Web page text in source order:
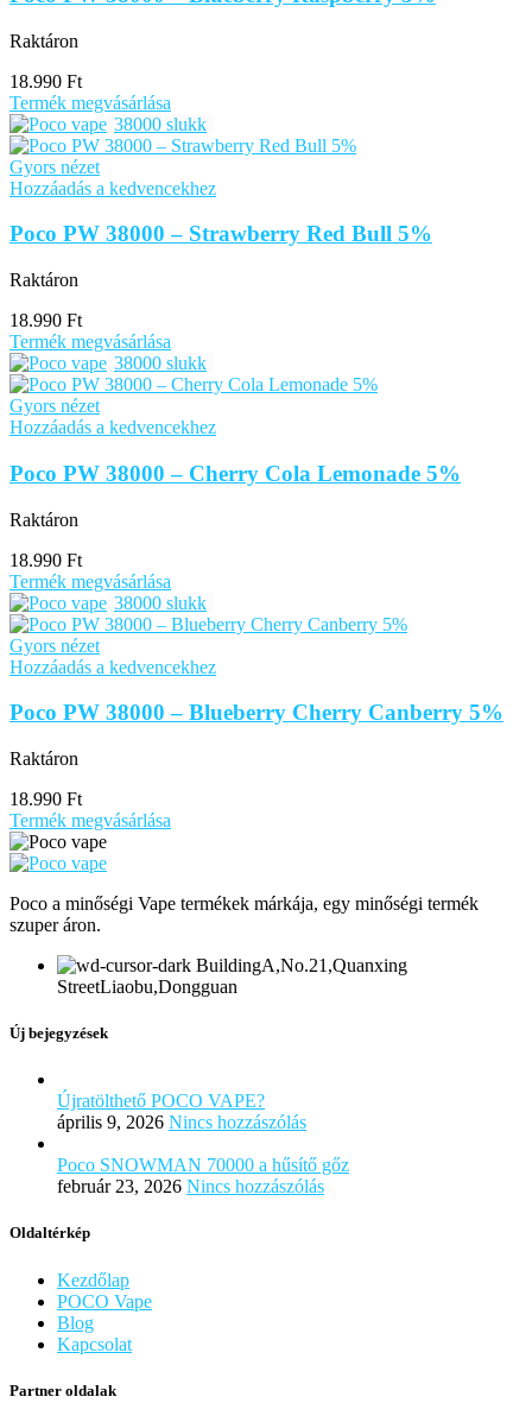
Raktáron
18.990 Ft
Termék megvásárlása
38000 slukk
Gyors nézet
Hozzáadás a kedvencekhez
Poco PW 38000 – Strawberry Red Bull 5%
Raktáron
18.990 Ft
Termék megvásárlása
38000 slukk
Gyors nézet
Hozzáadás a kedvencekhez
Poco PW 38000 – Cherry Cola Lemonade 5%
Raktáron
18.990 Ft
Termék megvásárlása
38000 slukk
Gyors nézet
Hozzáadás a kedvencekhez
Poco PW 38000 – Blueberry Cherry Canberry 5%
Raktáron
18.990 Ft
Termék megvásárlása
Poco a minőségi Vape termékek márkája, egy minőségi termék
szuper áron.
BuildingA,No.21,Quanxing
StreetLiaobu,Dongguan
Új bejegyzések
Újratölthető POCO VAPE?
április 9, 2026 Nincs hozzászólás
Poco SNOWMAN 70000 a hűsítő gőz
február 23, 2026 Nincs hozzászólás
Oldaltérkép
Kezdőlap
POCO Vape
Blog
Kapcsolat
Partner oldalak